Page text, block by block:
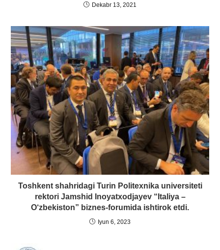
Dekabr 13, 2021
Toshkent shahridagi Turin Politexnika universiteti
rektori Jamshid Inoyatxodjayev “Italiya –
O‘zbekiston” biznes-forumida ishtirok etdi.
Iyun 6, 2023